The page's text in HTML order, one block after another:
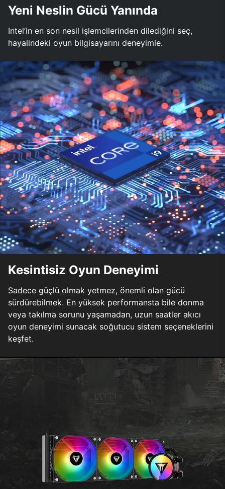
Yeni Neslin Gücü Yanında
Intel’in en son nesil işlemcilerinden dilediğini seç,
hayalindeki oyun bilgisayarını deneyimle.
Kesintisiz Oyun Deneyimi
Sadece güçlü olmak yetmez, önemli olan gücü
sürdürebilmek. En yüksek performansta bile donma
veya takılma sorunu yaşamadan, uzun saatler akıcı
oyun deneyimi sunacak soğutucu sistem seçeneklerini
keşfet.